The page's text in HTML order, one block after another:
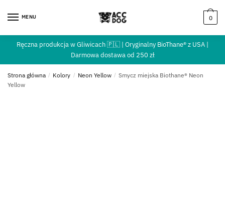
MENU 0
Ręczna produkcja w Gliwicach 🇵🇱 | Oryginalny BioThane® z USA |
Darmowa dostawa od 250 zł
Strona główna / Kolory / Neon Yellow / Smycz miejska Biothane® Neon
Yellow